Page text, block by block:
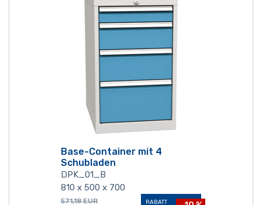
Base-Container mit 4
Schubladen
DPK_01_B
810 x 500 x 700
571,18 EUR
RABATT